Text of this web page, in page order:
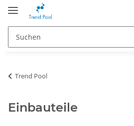
Trend Pool
Einbauteile